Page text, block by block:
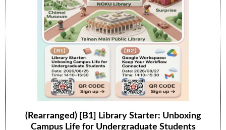
(Rearranged) [B1] Library Starter: Unboxing
Campus Life for Undergraduate Students